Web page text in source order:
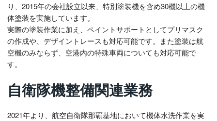
り、2015年の会社設立以来、特別塗装機を含め30機以上の機
体塗装を実施しています。
実際の塗装作業に加え、ペイントサポートとしてプリマスク
の作成や、デザイントレースも対応可能です。また塗装は航
空機のみならず、空港内の特殊車両についても対応可能で
す。
自衛隊機整備関連業務
2021年より、航空自衛隊那覇基地において機体水洗作業を実